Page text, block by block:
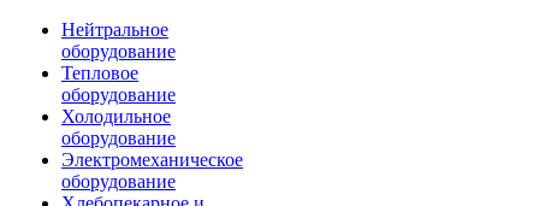
Нейтральное
оборудование
Тепловое
оборудование
Холодильное
оборудование
Электромеханическое
оборудование